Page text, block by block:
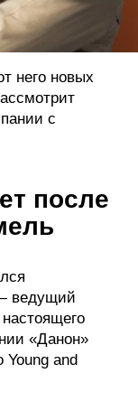
него новых
с
после
ведущий
«Данон»
Young and